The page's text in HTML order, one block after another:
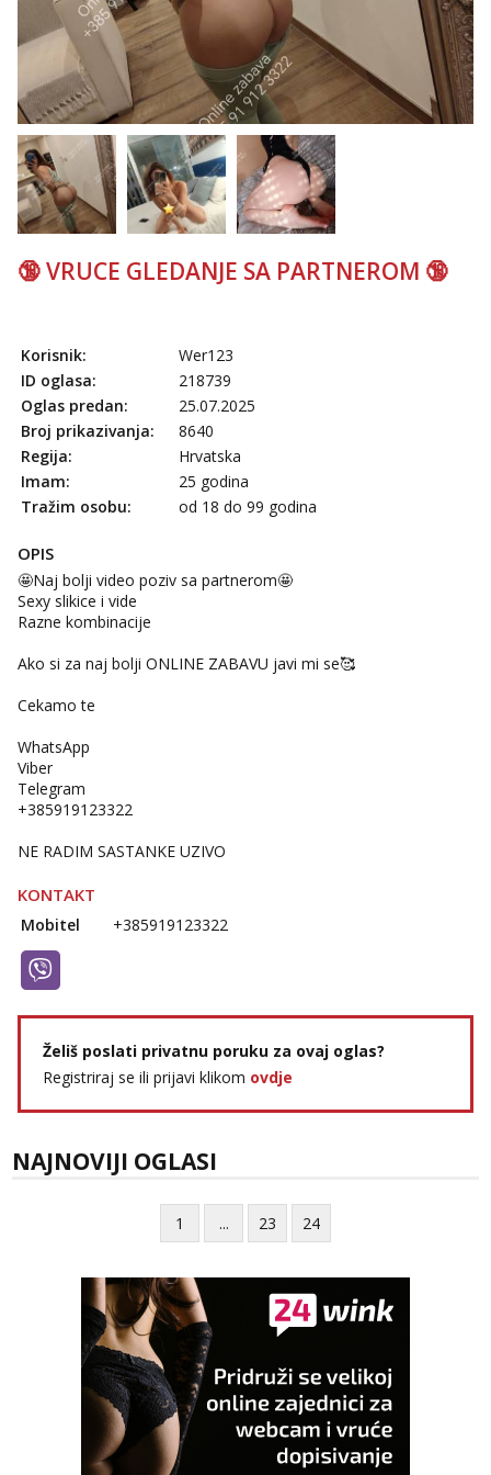
🔞 VRUCE GLEDANJE SA PARTNEROM 🔞
Korisnik:
Wer123
ID oglasa:
218739
Oglas predan:
25.07.2025
Broj prikazivanja:
8640
Regija:
Hrvatska
Imam:
25 godina
Tražim osobu:
od 18 do 99 godina
OPIS
🤩Naj bolji video poziv sa partnerom🤩
Sexy slikice i vide
Razne kombinacije
Ako si za naj bolji ONLINE ZABAVU javi mi se🥰
Cekamo te
WhatsApp
Viber
Telegram
+385919123322
NE RADIM SASTANKE UZIVO
KONTAKT
Mobitel +385919123322
Želiš poslati privatnu poruku za ovaj oglas?
Registriraj se ili prijavi klikom ovdje
NAJNOVIJI OGLASI
1 ... 23 24